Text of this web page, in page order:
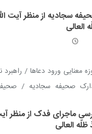
من ظلم شود / آنچه مصلحت
سجادیه از منظر آیت
العالی
معنایی ورود دعاها /
صحیفه سجادیه /
صحیفه / گنجینه ای بی
ماجرای فدک از منظر
العالی